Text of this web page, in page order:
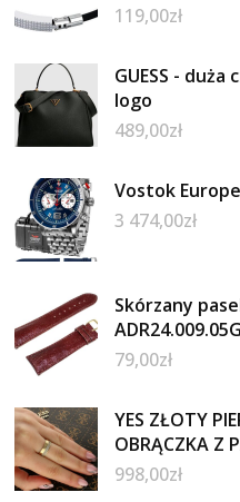
119,00zł
GUESS -
logo
489,00zł
Vostok
3 474,00zł
Skórzany
ADR24.009.05G
79,00zł
YES ZŁOTY
OBRĄCZKA Z
998,00zł